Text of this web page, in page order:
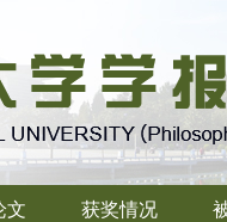
文 获奖情况